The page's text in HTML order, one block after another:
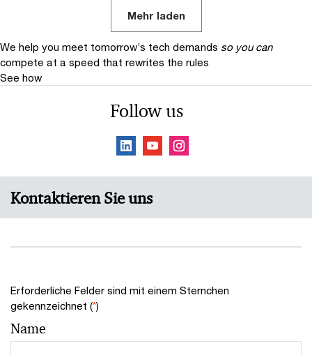
Mehr laden
We help you meet tomorrow’s tech demands so you can
compete at a speed that rewrites the rules
See how
Follow us
Kontaktieren Sie uns
Erforderliche Felder sind mit einem Sternchen
gekennzeichnet (*)
Name